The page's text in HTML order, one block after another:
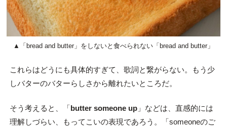
▲「bread and butter」をしないと食べられない「bread and butter」
これらはどうにも具体的すぎて、歌詞と繋がらない。もう少
しバターのバターらしさから離れたいところだ。
そう考えると、「butter someone up」などは、直感的には
理解しづらい、もってこいの表現であろう。「someoneのご